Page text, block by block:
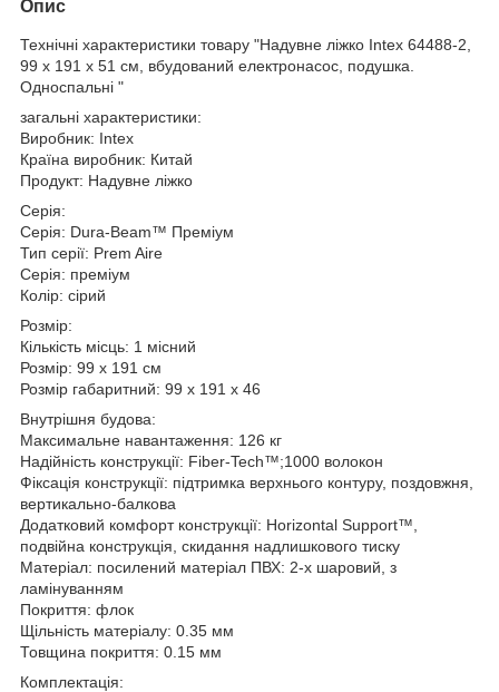
Опис
Технічні характеристики товару "Надувне ліжко Intex 64488-2,
99 х 191 х 51 см, вбудований електронасос, подушка.
Односпальні "
загальні характеристики:
Виробник: Intex
Країна виробник: Китай
Продукт: Надувне ліжко
Серія:
Серія: Dura-Beam™ Преміум
Тип серії: Prem Aire
Серія: преміум
Колір: сірий
Розмір:
Кількість місць: 1 місний
Розмір: 99 х 191 см
Розмір габаритний: 99 х 191 х 46
Внутрішня будова:
Максимальне навантаження: 126 кг
Надійність конструкції: Fiber-Tech™;1000 волокон
Фіксація конструкції: підтримка верхнього контуру, поздовжня,
вертикально-балкова
Додатковий комфорт конструкції: Horizontal Support™,
подвійна конструкція, скидання надлишкового тиску
Матеріал: посилений матеріал ПВХ: 2-х шаровий, з
ламінуванням
Покриття: флок
Щільність матеріалу: 0.35 мм
Товщина покриття: 0.15 мм
Комплектація: